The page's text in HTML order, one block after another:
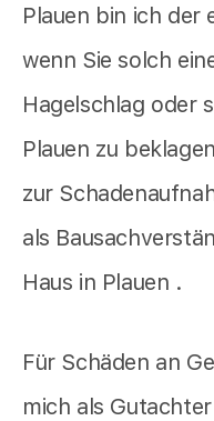
Plauen bin ich
wenn Sie solch
Hagelschlag oder
Plauen zu
zur
als
Haus in Plauen .
Für Schäden an
mich als